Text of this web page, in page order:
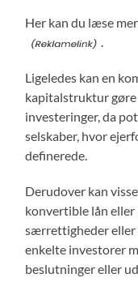
Her kan du læse
Ligeledes kan en
kapitalstruktur
investeringer, da
selskaber, hvor
definerede.
Derudover kan
konvertible lån
særrettigheder eller
enkelte investorer
beslutninger eller